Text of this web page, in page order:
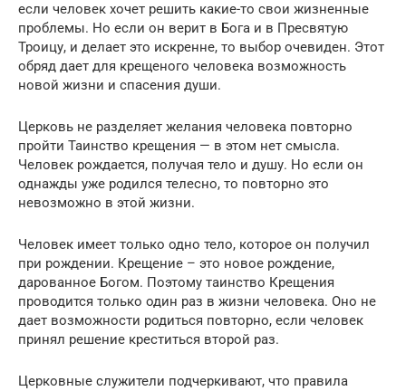
если человек хочет решить какие-то свои жизненные
проблемы. Но если он верит в Бога и в Пресвятую
Троицу, и делает это искренне, то выбор очевиден. Этот
обряд дает для крещеного человека возможность
новой жизни и спасения души.
Церковь не разделяет желания человека повторно
пройти Таинство крещения — в этом нет смысла.
Человек рождается, получая тело и душу. Но если он
однажды уже родился телесно, то повторно это
невозможно в этой жизни.
Человек имеет только одно тело, которое он получил
при рождении. Крещение – это новое рождение,
дарованное Богом. Поэтому таинство Крещения
проводится только один раз в жизни человека. Оно не
дает возможности родиться повторно, если человек
принял решение креститься второй раз.
Церковные служители подчеркивают, что правила